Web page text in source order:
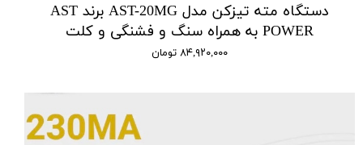
دستگاه مته تیزکن مدل AST-20MG برند AST
POWER به همراه سنگ و فشنگی و کلت
۸۴,۹۲۰,۰۰۰ تومان